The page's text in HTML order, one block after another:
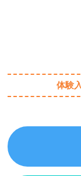
体験